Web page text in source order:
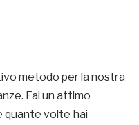
metodo per la nostra
Fai un attimo
quante volte hai